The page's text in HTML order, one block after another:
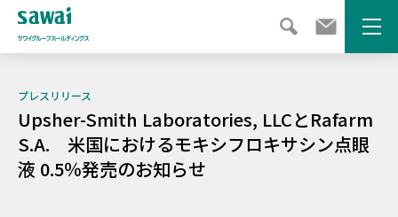
メニ
プレスリリース
Upsher-Smith Laboratories, LLCとRafarm
S.A. 米国におけるモキシフロキサシン点眼
液 0.5％発売のお知らせ